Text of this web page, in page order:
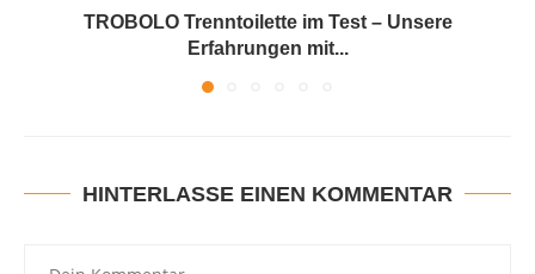
TROBOLO Trenntoilette im Test – Unsere
Erfahrungen mit...
HINTERLASSE EINEN KOMMENTAR